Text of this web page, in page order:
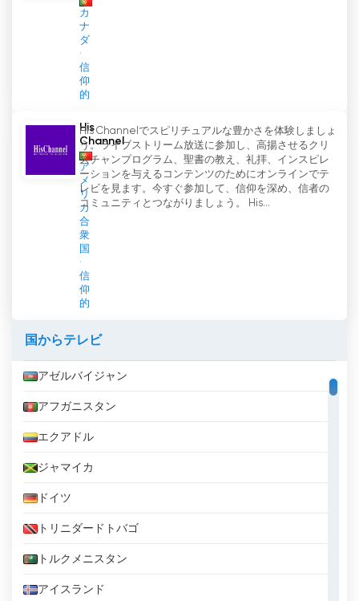
カ
ナ
ダ
信
仰
的
His
Channel
ア
メ
リ
カ
合
衆
国
信
仰
的
His Channelでスピリチュアルな豊かさを体験しましょ
う。ライブストリーム放送に参加し、高揚させるクリ
スチャンプログラム、聖書の教え、礼拝、インスピレ
ーションを与えるコンテンツのためにオンラインでテ
レビを見ます。今すぐ参加して、信仰を深め、信者の
コミュニティとつながりましょう。 His...
国からテレビ
アゼルバイジャン
アフガニスタン
エクアドル
ジャマイカ
ドイツ
トリニダードトバゴ
トルクメニスタン
アイスランド